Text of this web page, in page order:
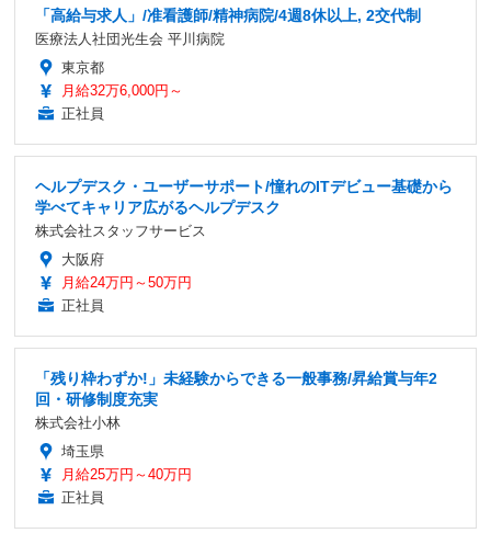
「高給与求人」/准看護師/精神病院/4週8休以上, 2交代制
医療法人社団光生会 平川病院
東京都
月給32万6,000円～
正社員
ヘルプデスク・ユーザーサポート/憧れのITデビュー基礎から
学べてキャリア広がるヘルプデスク
株式会社スタッフサービス
大阪府
月給24万円～50万円
正社員
「残り枠わずか!」未経験からできる一般事務/昇給賞与年2
回・研修制度充実
株式会社小林
埼玉県
月給25万円～40万円
正社員